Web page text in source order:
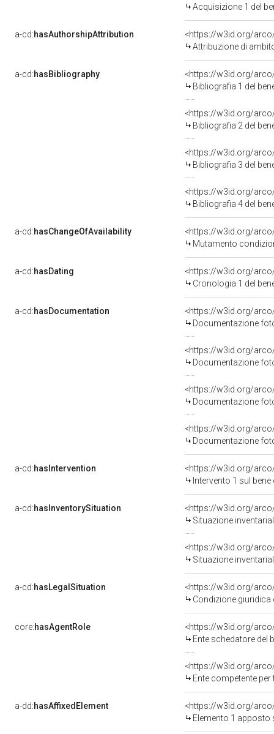
Acquisizione 1 del
a-cd:hasAuthorshipAttribution
Attribuzione di
a-cd:hasBibliography
<https://w3id.org/
Bibliografia 1 del
<https://w3id.org/
Bibliografia 2 del
<https://w3id.org/
Bibliografia 3 del
<https://w3id.org/
Bibliografia 4 del
a-cd:hasChangeOfAvailability
<https://w3id.org/
Mutamento
a-cd:hasDating
<https://w3id.org/
Cronologia 1 del
a-cd:hasDocumentation
Documentazione
Documentazione
Documentazione
Documentazione
a-cd:hasIntervention
<https://w3id.org/
Intervento 1 sul
a-cd:hasInventorySituation
<https://w3id.org/
Situazione
<https://w3id.org/
Situazione
a-cd:hasLegalSituation
Condizione giuridica
core:hasAgentRole
<https://w3id.org/
Ente schedatore del
<https://w3id.org/
Ente competente per
a-dd:hasAffixedElement
<https://w3id.org/
Elemento 1 apposto